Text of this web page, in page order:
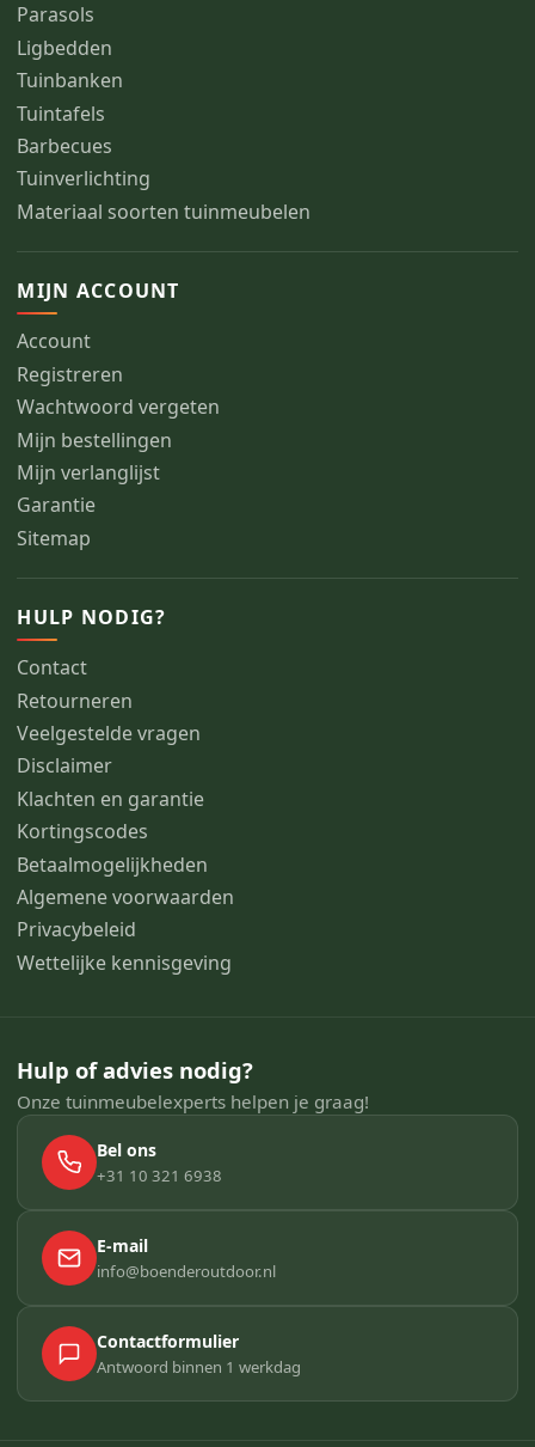
Parasols
Ligbedden
Tuinbanken
Tuintafels
Barbecues
Tuinverlichting
Materiaal soorten tuinmeubelen
MIJN ACCOUNT
Account
Registreren
Wachtwoord vergeten
Mijn bestellingen
Mijn verlanglijst
Garantie
Sitemap
HULP NODIG?
Contact
Retourneren
Veelgestelde vragen
Disclaimer
Klachten en garantie
Kortingscodes
Betaalmogelijkheden
Algemene voorwaarden
Privacybeleid
Wettelijke kennisgeving
Hulp of advies nodig?
Onze tuinmeubelexperts helpen je graag!
Bel ons
+31 10 321 6938
E-mail
info@boenderoutdoor.nl
Contactformulier
Antwoord binnen 1 werkdag